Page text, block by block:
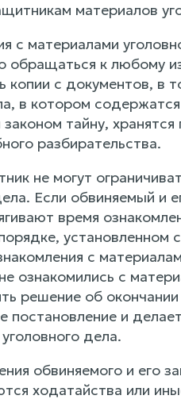
материалов
с материалами
обращаться к любому
копии с документов, в
в котором
тайну,
разбирательства.
не могут
Если обвиняемый и
время
установленном
с
ознакомились с
решение об
и
дела.
обвиняемого и его
ходатайства или